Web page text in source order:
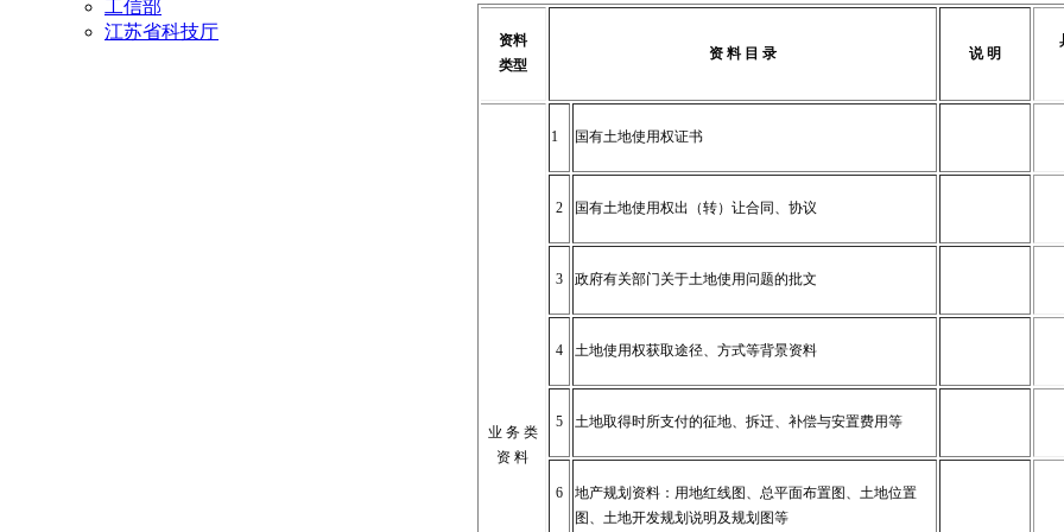
工信部
江苏省科技厅
资料
类型
资 料 目 录 说 明
业 务 类
资 料
1 国有土地使用权证书
2 国有土地使用权出（转）让合同、协议
3 政府有关部门关于土地使用问题的批文
4 土地使用权获取途径、方式等背景资料
5 土地取得时所支付的征地、拆迁、补偿与安置费用等
6
地产规划资料：用地红线图、总平面布置图、土地位置
图、土地开发规划说明及规划图等